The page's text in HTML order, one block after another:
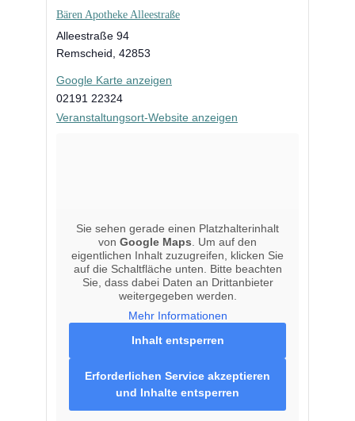
Bären Apotheke Alleestraße
Alleestraße 94
Remscheid, 42853
Google Karte anzeigen
02191 22324
Veranstaltungsort-Website anzeigen
Sie sehen gerade einen Platzhalterinhalt
von Google Maps. Um auf den
eigentlichen Inhalt zuzugreifen, klicken Sie
auf die Schaltfläche unten. Bitte beachten
Sie, dass dabei Daten an Drittanbieter
weitergegeben werden.
Mehr Informationen
Inhalt entsperren
Erforderlichen Service akzeptieren
und Inhalte entsperren